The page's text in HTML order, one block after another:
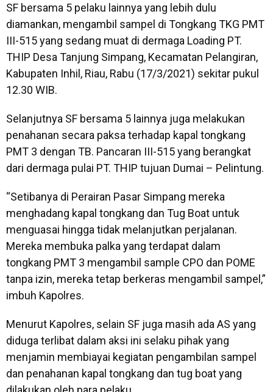
SF bersama 5 pelaku lainnya yang lebih dulu
diamankan, mengambil sampel di Tongkang TKG PMT
III-515 yang sedang muat di dermaga Loading PT.
THIP Desa Tanjung Simpang, Kecamatan Pelangiran,
Kabupaten Inhil, Riau, Rabu (17/3/2021) sekitar pukul
12.30 WIB.
Selanjutnya SF bersama 5 lainnya juga melakukan
penahanan secara paksa terhadap kapal tongkang
PMT 3 dengan TB. Pancaran III-515 yang berangkat
dari dermaga pulai PT. THIP tujuan Dumai – Pelintung.
“Setibanya di Perairan Pasar Simpang mereka
menghadang kapal tongkang dan Tug Boat untuk
menguasai hingga tidak melanjutkan perjalanan.
Mereka membuka palka yang terdapat dalam
tongkang PMT 3 mengambil sample CPO dan POME
tanpa izin, mereka tetap berkeras mengambil sampel,”
imbuh Kapolres.
Menurut Kapolres, selain SF juga masih ada AS yang
diduga terlibat dalam aksi ini selaku pihak yang
menjamin membiayai kegiatan pengambilan sampel
dan penahanan kapal tongkang dan tug boat yang